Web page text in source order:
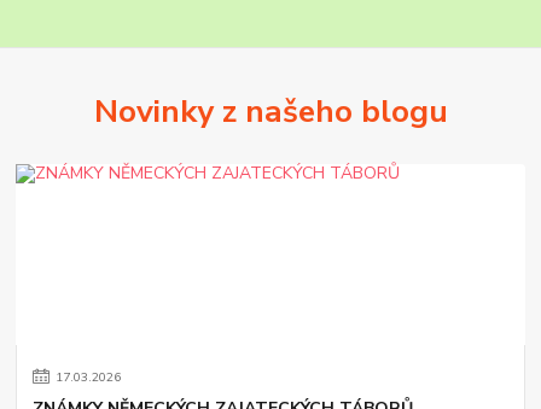
Novinky z našeho blogu
17.03.2026